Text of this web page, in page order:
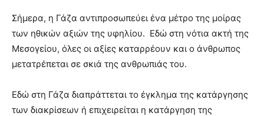
Σήμερα, η Γάζα αντιπροσωπεύει ένα μέτρο της μοίρας
των ηθικών αξιών της υφηλίου. Εδώ στη νότια ακτή της
Μεσογείου, όλες οι αξίες καταρρέουν και ο άνθρωπος
μετατρέπεται σε σκιά της ανθρωπιάς του.
Εδώ στη Γάζα διαπράττεται το έγκλημα της κατάργησης
των διακρίσεων ή επιχειρείται η κατάργηση της